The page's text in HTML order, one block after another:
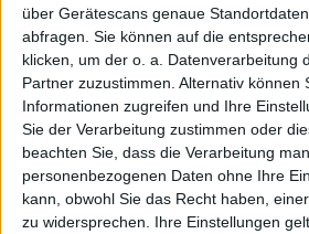
über Gerätescans genaue
abfragen. Sie können auf die
klicken, um der o. a. Datenverarbeitung
Partner zuzustimmen. Alternativ können
Informationen zugreifen und Ihre
Sie der Verarbeitung zustimmen oder
beachten Sie, dass die Verarbeitung
personenbezogenen Daten ohne Ihre
kann, obwohl Sie das Recht haben,
zu widersprechen. Ihre Einstellungen
suchtet eine Person, die nicht nur
sondern auch eine Persönlichkeit,
kommt. Anette, in deiner
Website erklärst du, dass es sehr
zu sein. Ist Anette das Gegenteil von
Tuomas: Mit Sicherheit nicht das
tatsächlich unsere Aufmerksamkeit
war, dass sie immer präsent ist. Sie